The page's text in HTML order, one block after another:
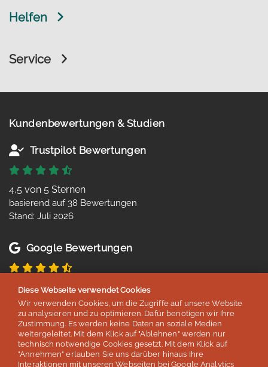
Helfen
Service
Kundenbewertungen & Studien
Trustpilot Bewertungen
4,5 von 5 Sternen
basierend auf 38 Bewertungen
Stand: Juli 2026
Google Bewertungen
4,8 von 5 Sternen
basierend auf 254 Bewertungen
Stand: Juli 2026
Top 5
Diese Webseite verwendet Cookies
Wir verwenden Cookies, um die Zugriffe auf unsere Website
zu analysieren und zu optimieren. Dafür benötigen wir Ihre
Zustimmung. Es werden keine Daten an soziale Medien
weitergeleitet. Mit dem Klick auf "Ablehnen" werden nur
technisch notwendige Cookies gesetzt. Mit dem Klick auf
"Annehmen" erlauben Sie uns darüber hinaus Ihre
Interaktionen mit unseren Webseiten bei Google Analytics